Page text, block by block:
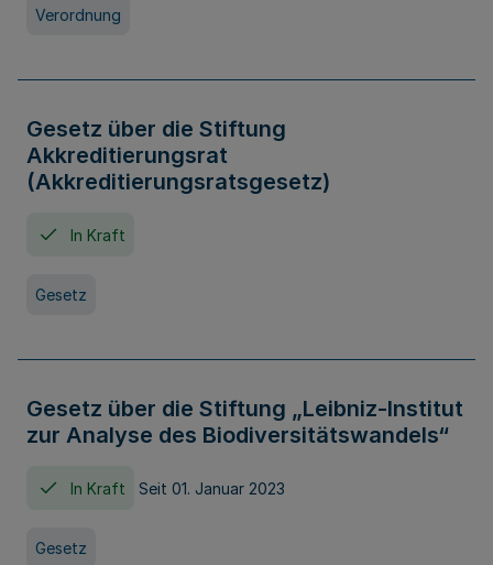
Verordnung
Gesetz über die Stiftung
Akkreditierungsrat
(Akkreditierungsratsgesetz)
In Kraft
Gesetz
Gesetz über die Stiftung „Leibniz-Institut
zur Analyse des Biodiversitätswandels“
In Kraft Seit 01. Januar 2023
Gesetz